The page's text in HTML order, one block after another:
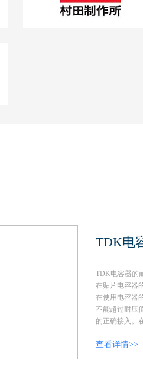
TDK电
TDK电容器的
在贴片电容器
在使用电容器
不能超过耐压
的正确接入。
查看详情>>